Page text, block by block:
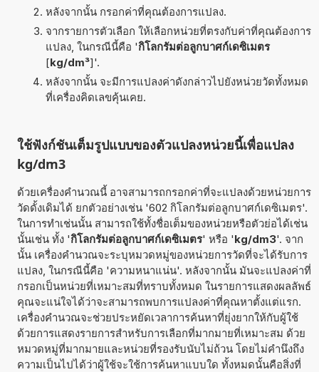
หลังจากนั้น กรอกค่าที่คุณต้องการแปลง.
จากรายการตัวเลือก ให้เลือกหน่วยที่ตรงกับค่าที่คุณต้องการ
แปลง, ในกรณีนี้คือ 'กิโลกรัมต่อลูกบาศก์เดซิเมตร
[kg/dm³]'.
หลังจากนั้น จะมีการแปลงค่าดังกล่าวไปยังหน่วยวัดทั้งหมด
ที่เครื่องคิดเลขคุ้นเคย.
ใช้ฟังก์ชันเต็มรูปแบบของตัวแปลงหน่วยนี้เพื่อแปลง
kg/dm3
ด้วยเครื่องคำนวณนี้ อาจสามารถกรอกค่าที่จะแปลงด้วยหน่วยการ
วัดดั้งเดิมได้ ยกตัวอย่างเช่น '602 กิโลกรัมต่อลูกบาศก์เดซิเมตร'.
ในการทำเช่นนั้น สามารถใช้ทั้งชื่อเต็มของหน่วยหรือตัวย่อได้เช่น
นั้นเช่น ทั้ง 'กิโลกรัมต่อลูกบาศก์เดซิเมตร' หรือ 'kg/dm3'. จาก
นั้น เครื่องคำนวณจะระบุหมวดหมู่ของหน่วยการวัดที่จะได้รับการ
แปลง, ในกรณีนี้คือ 'ความหนาแน่น'. หลังจากนั้น มันจะแปลงค่าที่
กรอกเป็นหน่วยที่เหมาะสมที่ทราบทั้งหมด ในรายการแสดงผลลัพธ์
คุณจะแน่ใจได้ว่าจะสามารถพบการแปลงค่าที่คุณหาตั้งแต่แรก.
เครื่องคำนวณจะช่วยประหยัดเวลาการค้นหาที่ยุ่งยากให้กับผู้ใช้
ด้วยการแสดงรายการสำหรับการเลือกที่มากมายที่เหมาะสม ด้วย
หมวดหมู่ที่มากมายและหน่วยที่รองรับนับไม่ถ้วน โดยไม่คำนึงถึง
ความเป็นไปได้ว่าผู้ใช้จะใช้การค้นหาแบบใด ทั้งหมดนั้นคือสิ่งที่